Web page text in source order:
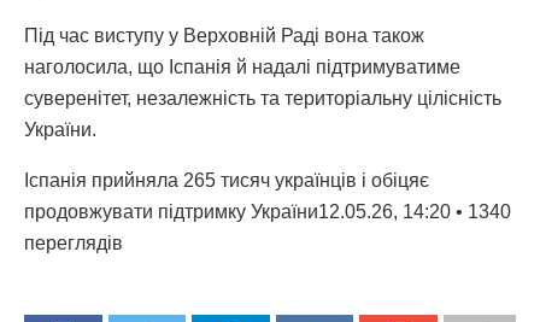
Під час виступу у Верховній Раді вона також
наголосила, що Іспанія й надалі підтримуватиме
суверенітет, незалежність та територіальну цілісність
України.
Іспанія прийняла 265 тисяч українців і обіцяє
продовжувати підтримку України12.05.26, 14:20 • 1340
переглядiв